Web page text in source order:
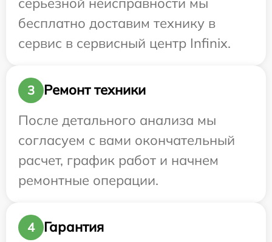
бесплатно доставим технику в
сервис в сервисный центр Infinix.
3
Ремонт техники
После детального анализа мы
согласуем с вами окончательный
расчет, график работ и начнем
ремонтные операции.
4 Гарантия